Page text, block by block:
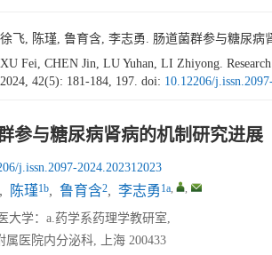
徐飞, 陈瑾, 鲁育含, 李志勇. 肠道菌群参与糖尿病
XU Fei, CHEN Jin, LU Yuhan, LI Zhiyong.
2024, 42(5): 181-184, 197. doi: 10.12206/
参与糖尿病肾病的机制研究进展
j.issn.2097-2024.202312023
, 陈瑾1b, 鲁育含2, 李志勇 1a, ,
大学：a.药学系药理学教研室,
属医院内分泌科, 上海 200433